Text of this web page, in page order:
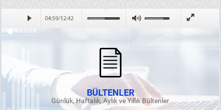
BÜLTENLER
Günlük, Haftalık, Aylık ve Yıllık Bültenler